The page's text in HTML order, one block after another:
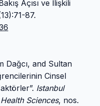
Açısı ve İlişkili
87.
Dağcı, and Sultan
Cinsel
Istanbul
Sciences, nos.